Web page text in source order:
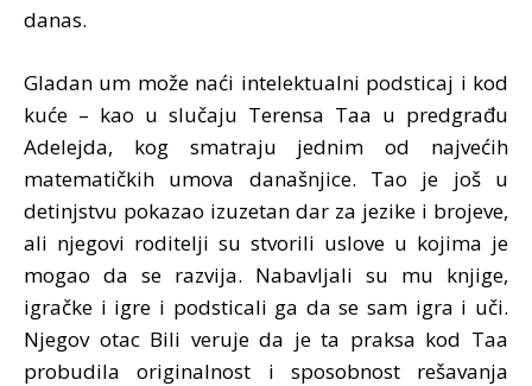
danas.
Gladan um može naći intelektualni podsticaj i kod
kuće – kao u slučaju Terensa Taa u predgrađu
Adelejda, kog smatraju jednim od najvećih
matematičkih umova današnjice. Tao je još u
detinjstvu pokazao izuzetan dar za jezike i brojeve,
ali njegovi roditelji su stvorili uslove u kojima je
mogao da se razvija. Nabavljali su mu knjige,
igračke i igre i podsticali ga da se sam igra i uči.
Njegov otac Bili veruje da je ta praksa kod Taa
probudila originalnost i sposobnost rešavanja